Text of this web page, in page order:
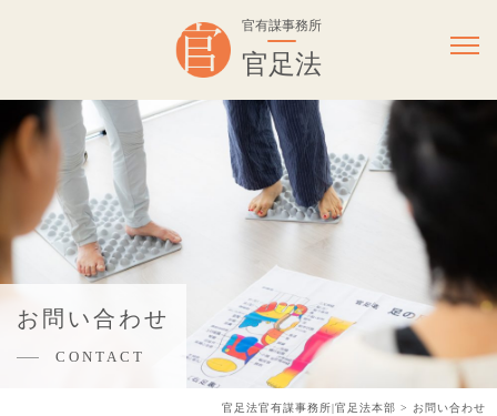
官有謀事務所
官足法
お問い合わせ
CONTACT
官足法官有謀事務所|官足法本部 > お問い合わせ